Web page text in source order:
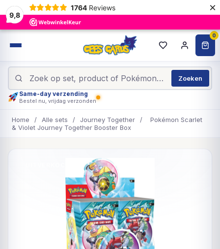
9,8
1764 Reviews ×
0
Zoeken
Same-day verzending
Bestel nu, vrijdag verzonden
Home / Alle sets / Journey Together /
Pokémon Scarlet
& Violet Journey Together Booster Box